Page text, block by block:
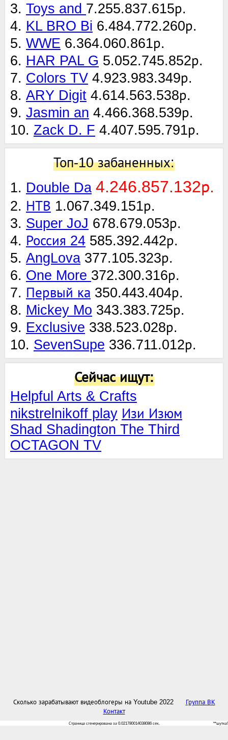
3. Toys and 7.255.837.615р.
4. KL BRO Bi 6.484.772.260р.
5. WWE 6.364.060.861р.
6. HAR PAL G 5.052.745.852р.
7. Colors TV 4.923.983.349р.
8. ARY Digit 4.614.563.538р.
9. Jasmin an 4.466.368.539р.
10. Zack D. F 4.407.595.791р.
Топ-10 забаненных:
1. Double Da 4.246.857.132р.
2. НТВ 1.067.349.151р.
3. Super JoJ 678.679.053р.
4. Россия 24 585.392.442р.
5. AngLova 377.105.323р.
6. One More 372.300.316р.
7. Первый ка 350.443.404р.
8. Mickey Mo 343.383.725р.
9. Exclusive 338.523.028р.
10. SevenSupe 336.711.012р.
Сейчас ищут:
Helpful Arts & Crafts
nikstrelnikoff play Изи Изюм
Shad Shadington The Third
OCTAGON TV
Сколько зарабатывают видеоблогеры на Youtube 2022
Группа ВК
Контакт
Страница сгенерирована за 0.021780014038086 сек. **шутка!